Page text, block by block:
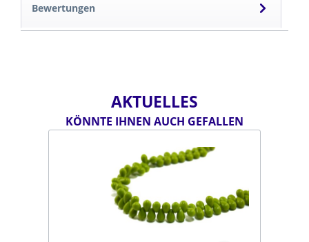
Bewertungen
AKTUELLES
KÖNNTE IHNEN AUCH GEFALLEN